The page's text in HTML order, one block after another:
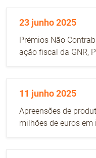
23 junho 2025
Prémios Não
ação fiscal da GNR,
11 junho 2025
Apreensões de
milhões de euros